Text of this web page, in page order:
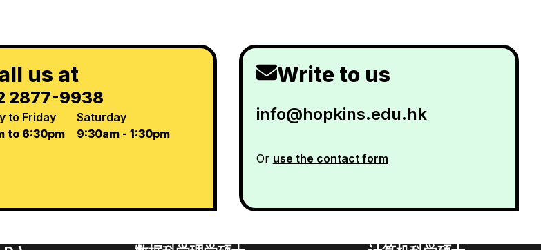
us at
2877-9938
to Friday
to 6:30pm
Saturday
9:30am - 1:30pm
Write to us
info@hopkins.edu.hk
Or use the contact form